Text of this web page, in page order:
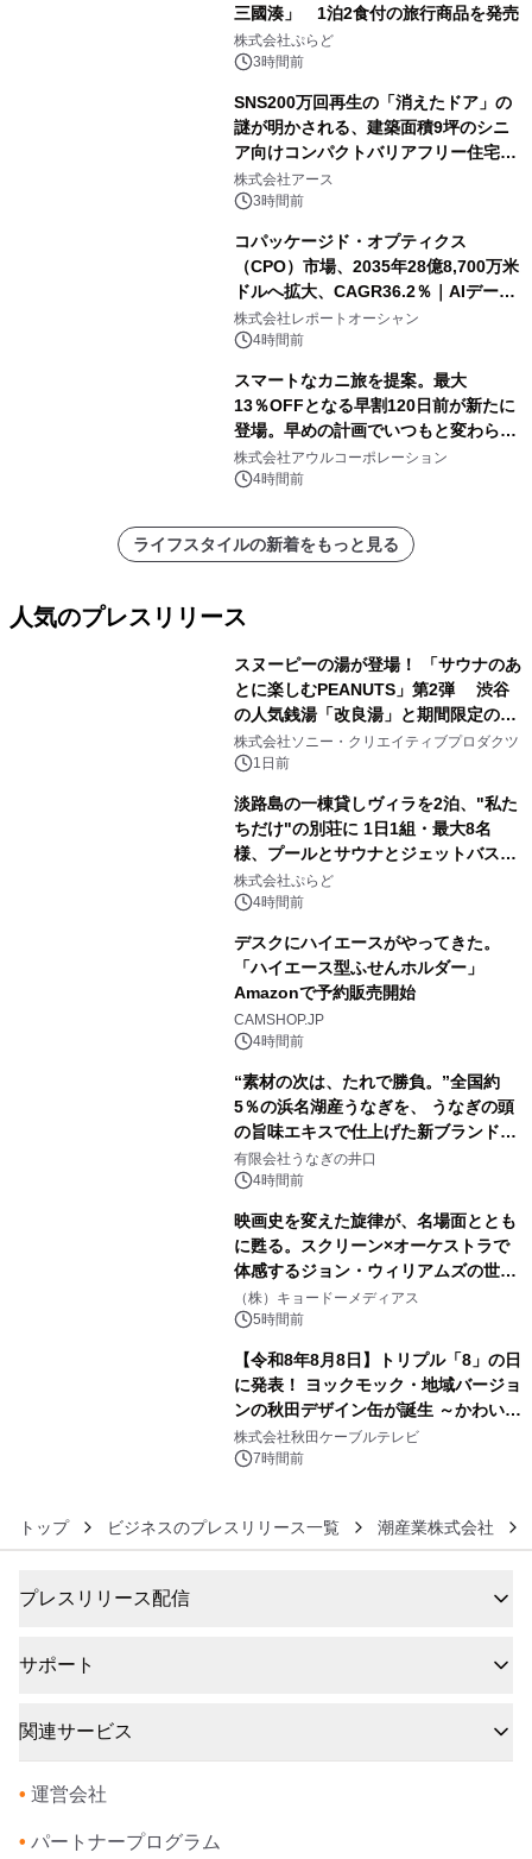
三國湊」 1泊2食付の旅行商品を発売
株式会社ぷらど
3時間前
SNS200万回再生の「消えたドア」の
謎が明かされる、建築面積9坪のシニ
ア向けコンパクトバリアフリー住宅が
誕生
株式会社アース
3時間前
コパッケージド・オプティクス
（CPO）市場、2035年28億8,700万米
ドルへ拡大、CAGR36.2％｜AIデータ
センター・高速光通信需要が成長を加
速
株式会社レポートオーシャン
4時間前
スマートなカニ旅を提案。最大
13％OFFとなる早割120日前が新たに
登場。早めの計画でいつもと変わらぬ
大人の冬旅を。ー夕日ヶ浦温泉「佳松
苑 別邸ふうか」ー
株式会社アウルコーポレーション
4時間前
ライフスタイルの新着をもっと見る
人気のプレスリリース
スヌーピーの湯が登場！ 「サウナのあ
とに楽しむPEANUTS」第2弾 渋谷
の人気銭湯「改良湯」と期間限定のコ
ラボレーション サウナイキタイコラ
ボグッズも発売決定！
株式会社ソニー・クリエイティブプロダクツ
1日前
淡路島の一棟貸しヴィラを2泊、"私た
ちだけ"の別荘に 1日1組・最大8名
様、プールとサウナとジェットバス付
きで Villa Mon Temps AWAJIの連泊
素泊りプラン
株式会社ぷらど
4時間前
デスクにハイエースがやってきた。
「ハイエース型ふせんホルダー」
Amazonで予約販売開始
CAMSHOP.JP
4時間前
“素材の次は、たれで勝負。”全国約
5％の浜名湖産うなぎを、 うなぎの頭
の旨味エキスで仕上げた新ブランド
「井口の誉」誕生
有限会社うなぎの井口
4時間前
映画史を変えた旋律が、名場面ととも
に甦る。スクリーン×オーケストラで
体感するジョン・ウィリアムズの世
界。ジョン・ウィリアムズ：シネマ・
スペクタキュラー・コンサート 開催決
（株）キョードーメディアス
5時間前
【令和8年8月8日】トリプル「8」の日
に発表！ ヨックモック・地域バージョ
ンの秋田デザイン缶が誕生 ～かわいい
秋田犬の子犬と秋田の四季と名所を巡
るパッケージ～ 9月1日(火)秋田県内で
株式会社秋田ケーブルテレビ
7時間前
トップ ビジネスのプレスリリース一覧 潮産業株式会社
プレスリリース配信
サポート
関連サービス
• 運営会社
• パートナープログラム